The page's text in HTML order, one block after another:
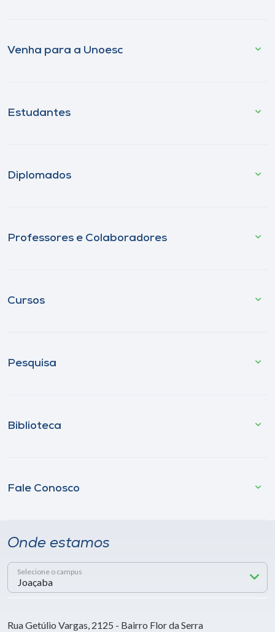
Venha para a Unoesc
Estudantes
Diplomados
Professores e Colaboradores
Cursos
Pesquisa
Biblioteca
Fale Conosco
Onde estamos
Selecione o campus
Rua Getúlio Vargas, 2125 - Bairro Flor da Serra